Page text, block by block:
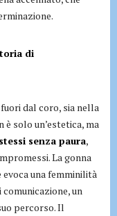
di
dal coro, sia nella
solo un’estetica, ma
senza paura,
La gonna
una femminilità
un
percorso. Il